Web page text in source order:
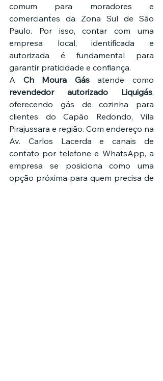
comum para moradores e
comerciantes da Zona Sul de São
Paulo. Por isso, contar com uma
empresa local, identificada e
autorizada é fundamental para
garantir praticidade e confiança.
A Ch Moura Gás
revendedor autorizado Liquigás,
oferecendo gás de cozinha para
clientes do Capão Redondo, Vila
Pirajussara e região. Com endereço na
Av. Carlos Lacerda e canais de
contato por telefone e WhatsApp, a
empresa se posiciona como uma
opção próxima para quem precisa de